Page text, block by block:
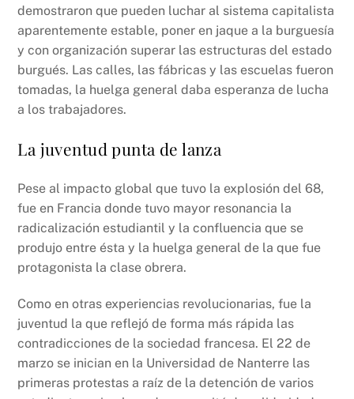
demostraron que pueden luchar al sistema capitalista
aparentemente estable, poner en jaque a la burguesía
y con organización superar las estructuras del estado
burgués. Las calles, las fábricas y las escuelas fueron
tomadas, la huelga general daba esperanza de lucha
a los trabajadores.
La juventud punta de lanza
Pese al impacto global que tuvo la explosión del 68,
fue en Francia donde tuvo mayor resonancia la
radicalización estudiantil y la confluencia que se
produjo entre ésta y la huelga general de la que fue
protagonista la clase obrera.
Como en otras experiencias revolucionarias, fue la
juventud la que reflejó de forma más rápida las
contradicciones de la sociedad francesa. El 22 de
marzo se inician en la Universidad de Nanterre las
primeras protestas a raíz de la detención de varios